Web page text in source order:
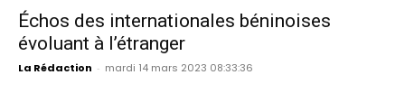
Échos des internationales béninoises
évoluant à l’étranger
La Rédaction - mardi 14 mars 2023 08:33:36